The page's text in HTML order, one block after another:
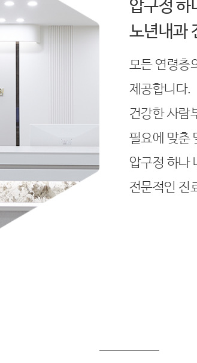
압구정 하
노년내과
모든 연령층
제공합니다.
건강한 사람
필요에 맞춘
압구정 하나
전문적인 진